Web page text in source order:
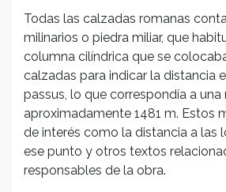
Todas las calzadas romanas
milinarios o piedra miliar, que
columna cilíndrica que se
calzadas para indicar la distancia
passus, lo que correspondía a una
aproximadamente 1481 m. Estos
de interés como la distancia a las
ese punto y otros textos
responsables de la obra.